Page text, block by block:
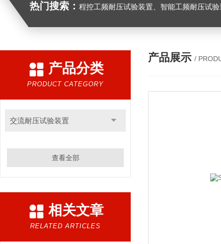
热门搜索： 程控工频耐压试验装置、智能工频耐压试验装置、工频耐压试验装置、工频耐压试验仪、工频耐压试验台、高压耐压试
产品分类
PRODUCT CATEGORY
交流耐压试验装置
查看全部
相关文章
RELATED ARTICLES
产品展示 /